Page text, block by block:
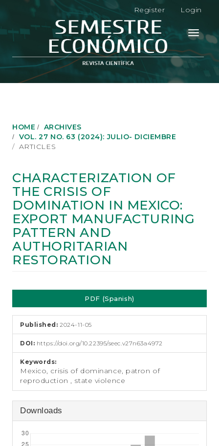
g
n
M
C
o
n
t
e
n
t
S
i
b
r
Register Login
Toggle
HOME
ARCHIVES
VOL. 27 NO. 63 (2024): JULIO- DICIEMBRE
ARTICLES
CHARACTERIZATION OF
THE CRISIS OF
DOMINATION IN MEXICO:
EXPORT MANUFACTURING
PATTERN AND
AUTHORITARIAN
RESTORATION
Article
Sidebar
PDF (Spanish)
Published:2024-11-05
DOI: https://doi.org/10.22395/seec.v27n63a4972
Keywords:
Mexico, crisis of dominance, patron of
reproduction , state violence
Downloads